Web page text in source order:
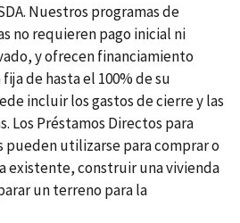
Nuestros programas de
no requieren pago inicial ni
y ofrecen financiamiento
de hasta el 100% de su
incluir los gastos de cierre y las
Los Préstamos Directos para
pueden utilizarse para comprar o
existente, construir una vivienda
un terreno para la